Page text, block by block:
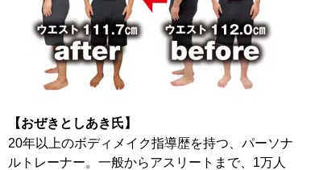
【おぜきとしあき氏】
20年以上のボディメイク指導歴を持つ、パーソナ
ルトレーナー。一般からアスリートまで、1万人